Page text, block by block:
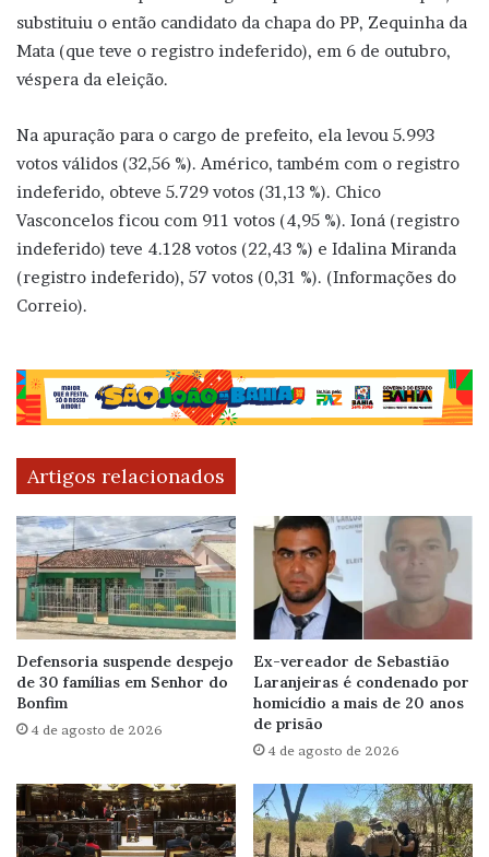
substituiu o então candidato da chapa do PP, Zequinha da
Mata (que teve o registro indeferido), em 6 de outubro,
véspera da eleição.
Na apuração para o cargo de prefeito, ela levou 5.993
votos válidos (32,56 %). Américo, também com o registro
indeferido, obteve 5.729 votos (31,13 %). Chico
Vasconcelos ficou com 911 votos (4,95 %). Ioná (registro
indeferido) teve 4.128 votos (22,43 %) e Idalina Miranda
(registro indeferido), 57 votos (0,31 %). (Informações do
Correio).
Artigos relacionados
Defensoria suspende despejo
de 30 famílias em Senhor do
Bonfim
4 de agosto de 2026
Ex-vereador de Sebastião
Laranjeiras é condenado por
homicídio a mais de 20 anos
de prisão
4 de agosto de 2026